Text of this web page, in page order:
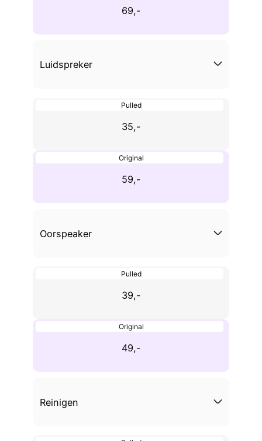
69,-
Luidspreker
Pulled
35,-
Original
59,-
Oorspeaker
Pulled
39,-
Original
49,-
Reinigen